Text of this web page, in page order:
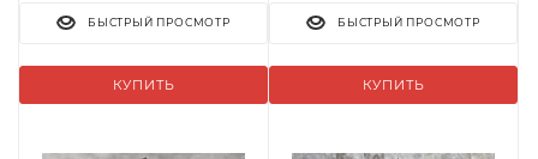
КУПИТЬ
БЫСТРЫЙ ПРОСМОТР
КУПИТЬ
БЫСТРЫЙ ПРОСМОТР